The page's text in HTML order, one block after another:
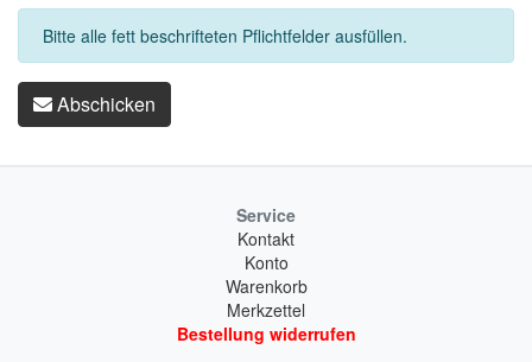
Bitte alle fett beschrifteten Pflichtfelder ausfüllen.
Abschicken
Service
Kontakt
Konto
Warenkorb
Merkzettel
Bestellung widerrufen